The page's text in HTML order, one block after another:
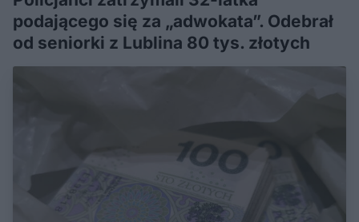
podającego się za „adwokata”. Odebrał
od seniorki z Lublina 80 tys. złotych